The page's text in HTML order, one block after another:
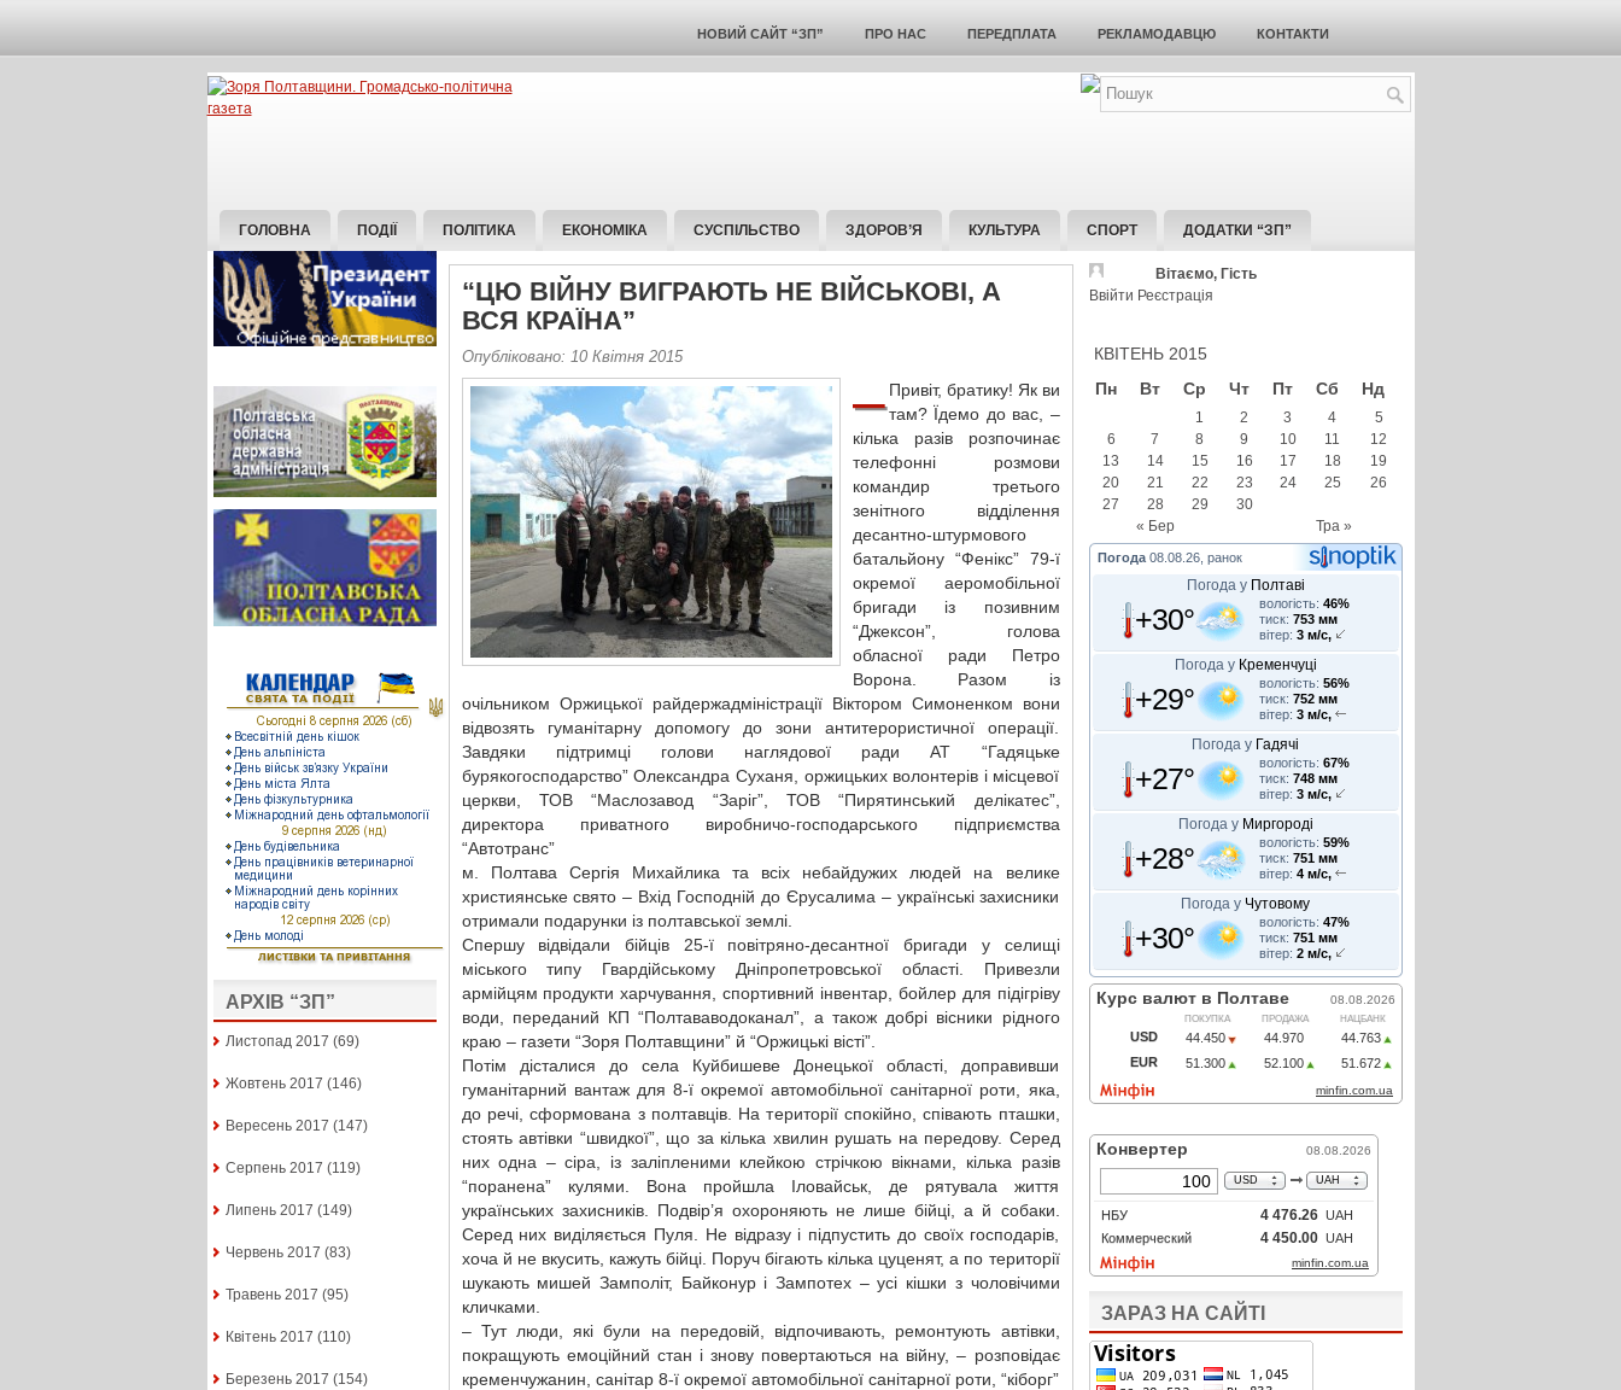
НОВИЙ САЙТ “ЗП” ПРО НАС ПЕРЕДПЛАТА РЕКЛАМОДАВЦЮ КОНТАКТИ
ГОЛОВНА ПОДІЇ ПОЛІТИКА ЕКОНОМІКА СУСПІЛЬСТВО ЗДОРОВ’Я КУЛЬТУРА СПОРТ ДОДАТКИ “ЗП”
АРХІВ “ЗП”
Листопад 2017 (69)
Жовтень 2017 (146)
Вересень 2017 (147)
Серпень 2017 (119)
Липень 2017 (149)
Червень 2017 (83)
Травень 2017 (95)
Квітень 2017 (110)
Березень 2017 (154)
“ЦЮ ВІЙНУ ВИГРАЮТЬ НЕ ВІЙСЬКОВІ, А
ВСЯ КРАЇНА”
Опубліковано: 10 Квітня 2015
– Привіт, братику! Як ви
там? Їдемо до вас, –
кілька разів розпочинає
телефонні розмови
командир третього
зенітного відділення
десантно-штурмового
батальйону “Фенікс” 79-ї
окремої аеромобільної
бригади із позивним
“Джексон”, голова
обласної ради Петро
Ворона. Разом із
очільником Оржицької райдержадміністрації Віктором Симоненком вони
відвозять гуманітарну допомогу до зони антитерористичної операції.
Завдяки підтримці голови наглядової ради АТ “Гадяцьке
бурякогосподарство” Олександра Суханя, оржицьких волонтерів і місцевої
церкви, ТОВ “Маслозавод “Заріг”, ТОВ “Пирятинський делікатес”,
директора приватного виробничо-господарського підприємства
“Автотранс”
м. Полтава Сергія Михайлика та всіх небайдужих людей на велике
християнське свято – Вхід Господній до Єрусалима – українські захисники
отримали подарунки із полтавської землі.
Спершу відвідали бійців 25-ї повітряно-десантної бригади у селищі
міського типу Гвардійському Дніпропетровської області. Привезли
армійцям продукти харчування, спортивний інвентар, бойлер для підігріву
води, переданий КП “Полтававодоканал”, а також добрі вісники рідного
краю – газети “Зоря Полтавщини” й “Оржицькі вісті”.
Потім дісталися до села Куйбишеве Донецької області, доправивши
гуманітарний вантаж для 8-ї окремої автомобільної санітарної роти, яка,
до речі, сформована з полтавців. На території спокійно, співають пташки,
стоять автівки “швидкої”, що за кілька хвилин рушать на передову. Серед
них одна – сіра, із заліпленими клейкою стрічкою вікнами, кілька разів
“поранена” кулями. Вона пройшла Іловайськ, де рятувала життя
українських захисників. Подвір’я охороняють не лише бійці, а й собаки.
Серед них виділяється Пуля. Не відразу і підпустить до своїх господарів,
хоча й не вкусить, кажуть бійці. Поруч бігають кілька цуценят, а по території
шукають мишей Замполіт, Байконур і Зампотех – усі кішки з чоловічими
кличками.
– Тут люди, які були на передовій, відпочивають, ремонтують автівки,
покращують емоційний стан і знову повертаються на війну, – розповідає
кременчужанин, санітар 8-ї окремої автомобільної санітарної роти, “кіборг”
Вітаємо, Гість
Ввійти Реєстрація
КВІТЕНЬ 2015
Пн
Вт Ср Чт Пт Сб Нд
« Бер Тра »
1 2 3 4
5
6
7 8 9 10 11
12
13
14 15 16 17 18
19
20
21 22 23 24 25
26
27
28 29 30
Погода 08.08.26, ранок
Погода у Полтаві
+30° вологість: 46%
тиск: 753 мм
вітер: 3 м/с,
Погода у Кременчуці
+29° вологість: 56%
тиск: 752 мм
вітер: 3 м/с,
Погода у Гадячі
+27° вологість: 67%
тиск: 748 мм
вітер: 3 м/с,
Погода у Миргороді
+28° вологість: 59%
тиск: 751 мм
вітер: 4 м/с,
Погода у Чутовому
+30° вологість: 47%
тиск: 751 мм
вітер: 2 м/с,
ЗАРАЗ НА САЙТІ